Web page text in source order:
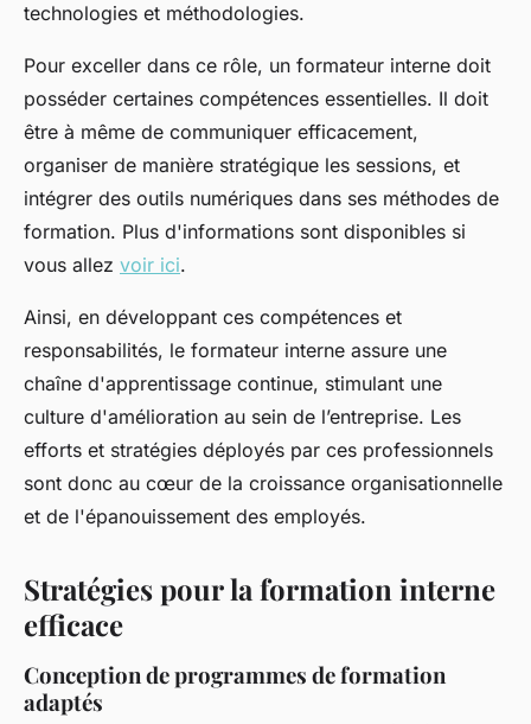
technologies et méthodologies.
Pour exceller dans ce rôle, un formateur interne doit
posséder certaines compétences essentielles. Il doit
être à même de communiquer efficacement,
organiser de manière stratégique les sessions, et
intégrer des outils numériques dans ses méthodes de
formation. Plus d'informations sont disponibles si
vous allez voir ici.
Ainsi, en développant ces compétences et
responsabilités, le formateur interne assure une
chaîne d'apprentissage continue, stimulant une
culture d'amélioration au sein de l’entreprise. Les
efforts et stratégies déployés par ces professionnels
sont donc au cœur de la croissance organisationnelle
et de l'épanouissement des employés.
Stratégies pour la formation interne
efficace
Conception de programmes de formation
adaptés